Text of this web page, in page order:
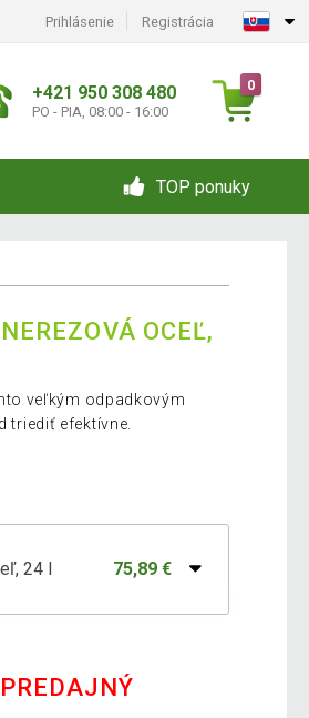
Prihlásenie Registrácia
+421 950 308 480
PO - PIA, 08:00 - 16:00
0
TOP ponuky
OCEĽ,
veľkým odpadkovým
triediť efektívne.
24 l 75,89 €